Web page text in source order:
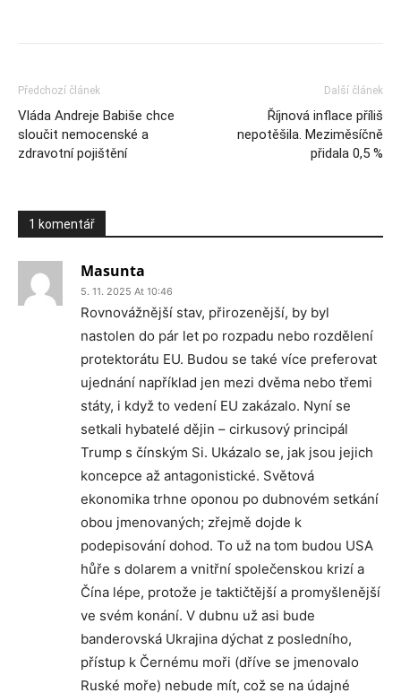
Předchozí článek
Vláda Andreje Babiše chce
sloučit nemocenské a
zdravotní pojištění
Další článek
Říjnová inflace příliš
nepotěšila. Meziměsíčně
přidala 0,5 %
1 komentář
Masunta
5. 11. 2025 At 10:46
Rovnovážnější stav, přirozenější, by byl
nastolen do pár let po rozpadu nebo rozdělení
protektorátu EU. Budou se také více preferovat
ujednání například jen mezi dvěma nebo třemi
státy, i když to vedení EU zakázalo. Nyní se
setkali hybatelé dějin – cirkusový principál
Trump s čínským Si. Ukázalo se, jak jsou jejich
koncepce až antagonistické. Světová
ekonomika trhne oponou po dubnovém setkání
obou jmenovaných; zřejmě dojde k
podepisování dohod. To už na tom budou USA
hůře s dolarem a vnitřní společenskou krizí a
Čína lépe, protože je taktičtější a promyšlenější
ve svém konání. V dubnu už asi bude
banderovská Ukrajina dýchat z posledního,
přístup k Černému moři (dříve se jmenovalo
Ruské moře) nebude mít, což se na údajné